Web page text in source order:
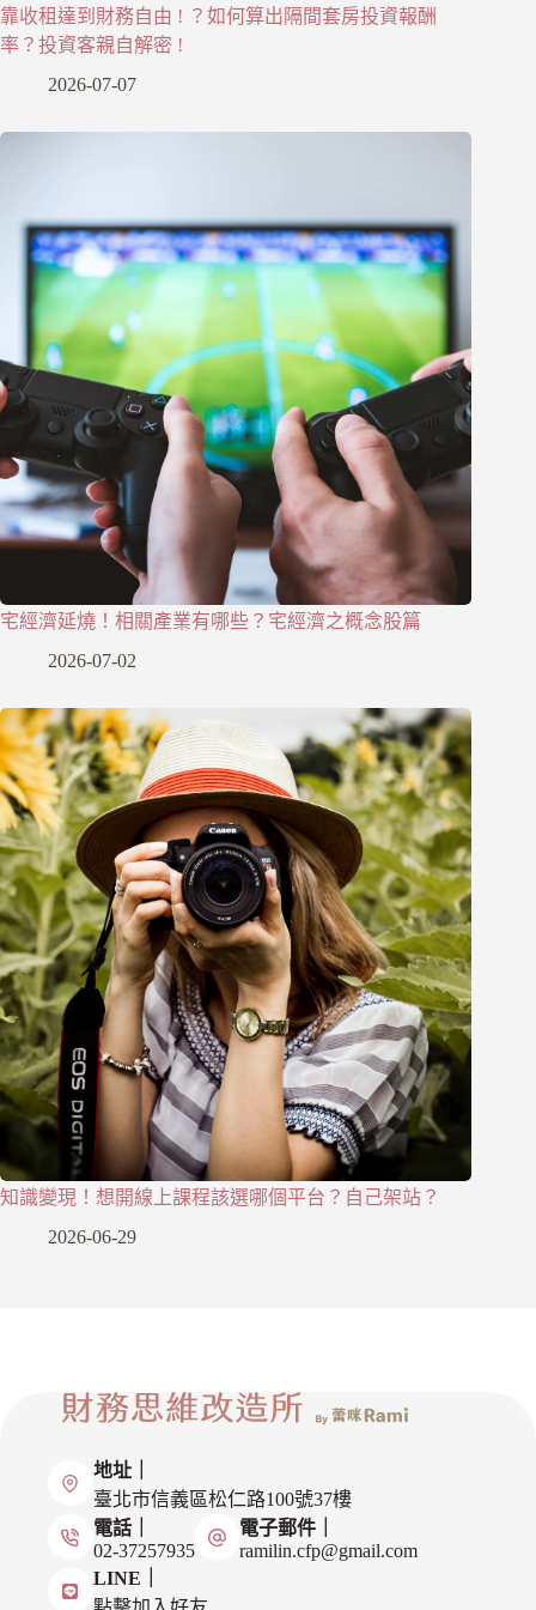
靠收租達到財務自由 ! ？如何算出隔間套房投資報酬
率？投資客親自解密 !
2026-07-07
宅經濟延燒！相關產業有哪些？宅經濟之概念股篇
2026-07-02
知識變現！想開線上課程該選哪個平台？自己架站？
2026-06-29
地址｜
臺北市信義區松仁路100號37樓
電話｜
02-37257935
電子郵件｜
ramilin.cfp@gmail.com
LINE｜